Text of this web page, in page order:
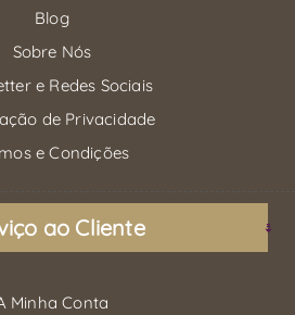
Blog
Sobre Nós
e Redes Sociais
de Privacidade
e Condições
ao Cliente
Minha Conta